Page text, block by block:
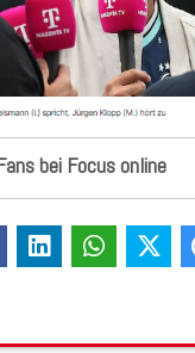
bei Focus online